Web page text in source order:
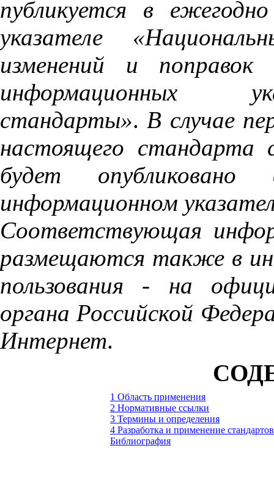
публикуется
в
ежегодно
указателе
изменений
и
поправок
информационных
стандарты». В случае
настоящего стандарта
будет
опубликовано
информационном
Соответствующая
размещаются также в
пользования
- на
органа Российской
Интернет.
1 Область применения
2 Нормативные ссылки
3 Термины и определения
4 Разработка и применение
Библиография